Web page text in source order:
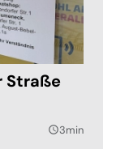
Straße
query_builder3min